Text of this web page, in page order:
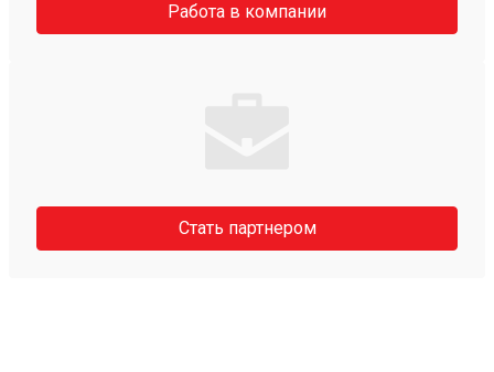
Работа в компании
Стать партнером